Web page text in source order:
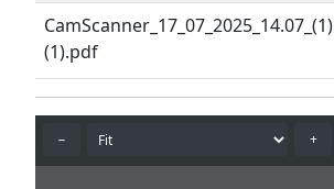
CamScanner_17_07_2025_14.07_(1)
(1).pdf